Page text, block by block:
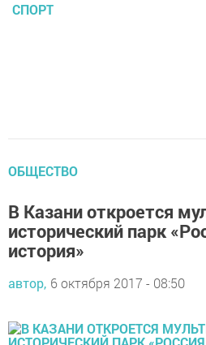
СПОРТ
ОБЩЕСТВО
В Казани откроется
исторический парк
история»
автор, 6 октября 2017 - 08:50